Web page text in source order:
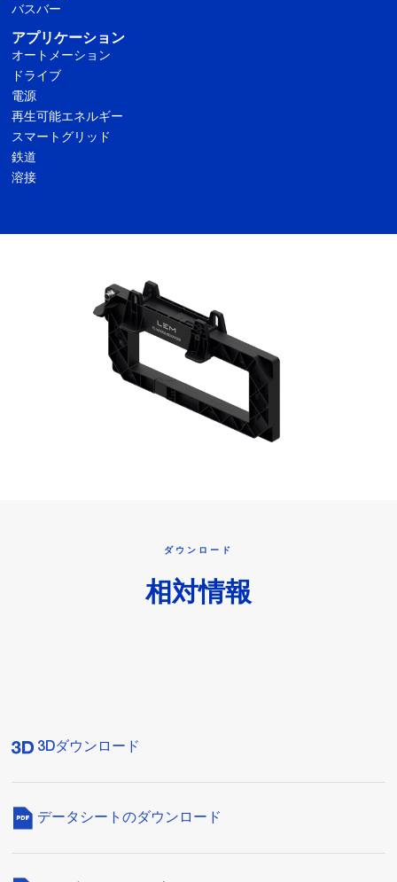
バスバー
アプリケーション
オートメーション
ドライブ
電源
再生可能エネルギー
スマートグリッド
鉄道
溶接
ダウンロード
相対情報
3Dダウンロード
データシートのダウンロード